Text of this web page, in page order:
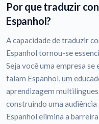
Por que traduzir
Espanhol?
A capacidade de traduzir
Espanhol tornou-se
Seja você uma empresa
falam Espanhol, um
aprendizagem
construindo uma
Espanhol elimina a